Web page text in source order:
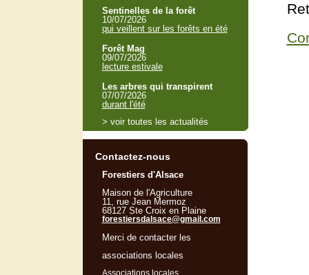
Sentinelles de la forêt
10/07/2026
qui veillent sur les forêts en été
Forêt Mag
09/07/2026
lecture estivale
Les arbres qui transpirent
07/07/2026
durant l'été
> voir toutes les actualités
Contactez-nous
Forestiers d'Alsace
Maison de l'Agriculture
11, rue Jean Mermoz
68127 Ste Croix en Plaine
forestiersdalsace@gmail.com
Merci de contacter les
associations locales
Associations locales